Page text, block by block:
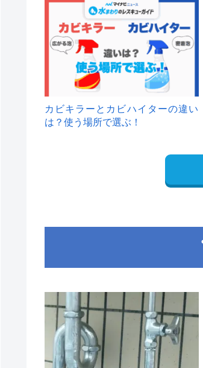
カビキラーとカビハイターの違い
は？使う場所で選ぶ！
1